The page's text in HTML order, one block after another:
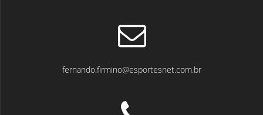
fernando.firmino@esportesnet.com.br